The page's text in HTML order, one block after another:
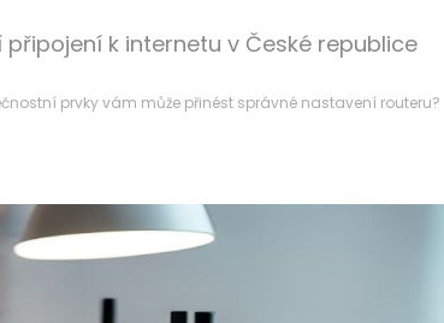
připojení k internetu v České republice
prvky vám může přinést správné nastavení routeru?
Nezávazná poptávka